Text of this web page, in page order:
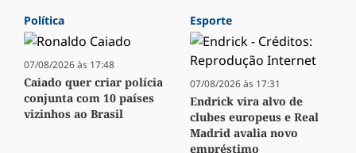
Política
07/08/2026 às 17:48
Caiado quer criar polícia
conjunta com 10 países
vizinhos ao Brasil
Esporte
07/08/2026 às 17:31
Endrick vira alvo de
clubes europeus e Real
Madrid avalia novo
empréstimo